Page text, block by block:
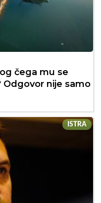
čega mu se
Odgovor nije samo
ISTRA